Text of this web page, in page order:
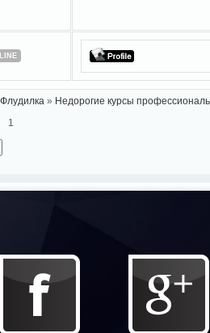
Флудилка » Недорогие курсы
1